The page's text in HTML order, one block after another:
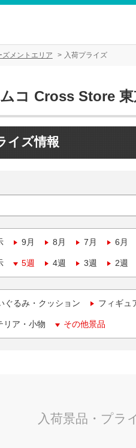
メントエリア 入荷プライズ
コ Cross Store
イズ情報
9月 8月 7月 6月
5週 4週 3週 2週
ぐるみ・クッション フィギュ
リア・小物 その他景品